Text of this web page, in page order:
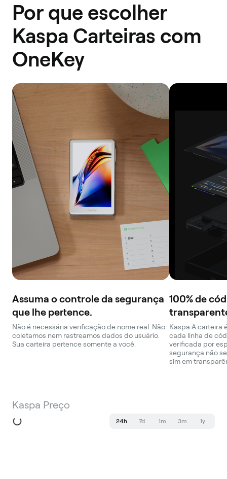
Por que escolher
Kaspa Carteiras com
OneKey
Assuma o controle da segurança
que lhe pertence.
Não é necessária verificação de nome real. Não
coletamos nem rastreamos dados do usuário.
Sua carteira pertence somente a você.
100% de
Kaspa A carteira
cada linha de
verificada por
segurança não
sim em
Kaspa Preço
24h 7d 1m 3m 1y